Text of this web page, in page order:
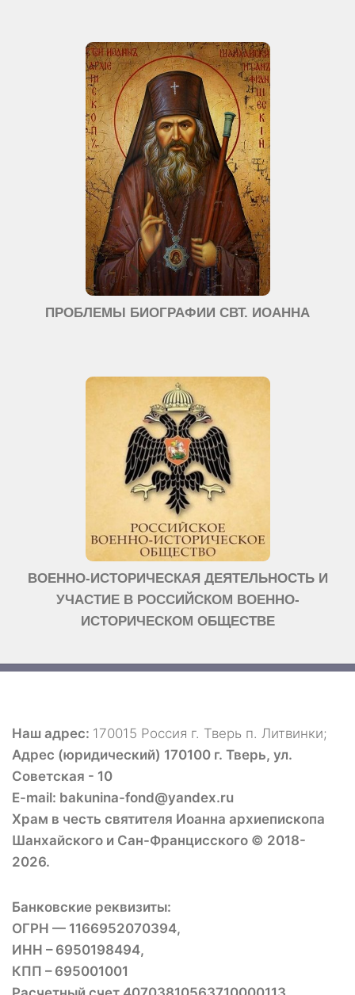
ПРОБЛЕМЫ БИОГРАФИИ СВТ. ИОАННА
ВОЕННО-ИСТОРИЧЕСКАЯ ДЕЯТЕЛЬНОСТЬ И
УЧАСТИЕ В РОССИЙСКОМ ВОЕННО-
ИСТОРИЧЕСКОМ ОБЩЕСТВЕ
Наш адрес: 170015 Россия г. Тверь п. Литвинки;
Адрес (юридический) 170100 г. Тверь, ул.
Советская - 10
E-mail: bakunina-fond@yandex.ru
Храм в честь святителя Иоанна архиепископа
Шанхайского и Сан-Францисского © 2018-
2026.
Банковские реквизиты:
ОГРН — 1166952070394,
ИНН – 6950198494,
КПП – 695001001